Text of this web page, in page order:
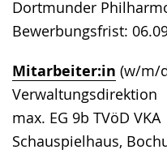
Dortmunder
Bewerbungsfrist:
Mitarbeiter:in (w/m/
Verwaltungsdirektion
max. EG 9b TVöD VKA
Schauspielhaus,